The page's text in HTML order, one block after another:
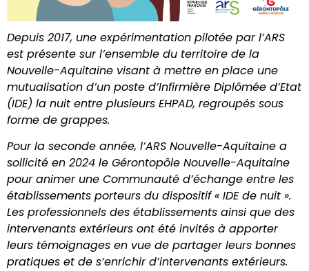
Depuis 2017, une expérimentation pilotée par l’ARS
est présente sur l’ensemble du territoire de la
Nouvelle-Aquitaine visant à mettre en place une
mutualisation d’un poste d’Infirmière Diplômée d’Etat
(IDE) la nuit entre plusieurs EHPAD, regroupés sous
forme de grappes.
Pour la seconde année, l’ARS Nouvelle-Aquitaine a
sollicité en 2024 le Gérontopôle Nouvelle-Aquitaine
pour animer une Communauté d’échange entre les
établissements porteurs du dispositif « IDE de nuit ».
Les professionnels des établissements ainsi que des
intervenants extérieurs ont été invités à apporter
leurs témoignages en vue de partager leurs bonnes
pratiques et de s’enrichir d’intervenants extérieurs.